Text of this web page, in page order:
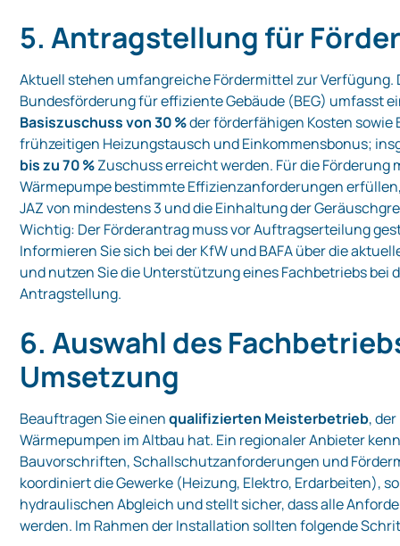
5. Antragstellung für
Aktuell stehen umfangreiche Fördermittel zur Verfügung.
Bundesförderung für effiziente Gebäude (BEG) umfasst
Basiszuschuss von 30 %der förderfähigen Kosten sowie
frühzeitigen Heizungstausch und Einkommensbonus;
bis zu 70 %Zuschuss erreicht werden. Für die Förderung
Wärmepumpe bestimmte Effizienzanforderungen
JAZ von mindestens 3 und die Einhaltung der
Wichtig: Der Förderantrag muss vor Auftragserteilung
Informieren Sie sich bei der KfW und BAFA über die
und nutzen Sie die Unterstützung eines Fachbetriebs bei
Antragstellung.
6. Auswahl des
Umsetzung
Beauftragen Sie einenqualifizierten Meisterbetrieb,
Wärmepumpen im Altbau hat. Ein regionaler Anbieter
Bauvorschriften, Schallschutzanforderungen und
koordiniert die Gewerke (Heizung, Elektro, Erdarbeiten),
hydraulischen Abgleich und stellt sicher, dass alle
werden. Im Rahmen der Installation sollten folgende